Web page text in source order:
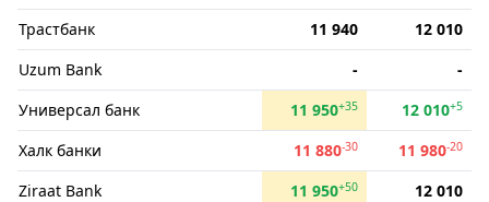
Трастбанк
11 940
12 010
Uzum Bank
-
-
Универсал банк
11 950+35 12 010+5
Халк банки 11 880-30 11 980-20
Ziraat Bank 11 950+50
12 010